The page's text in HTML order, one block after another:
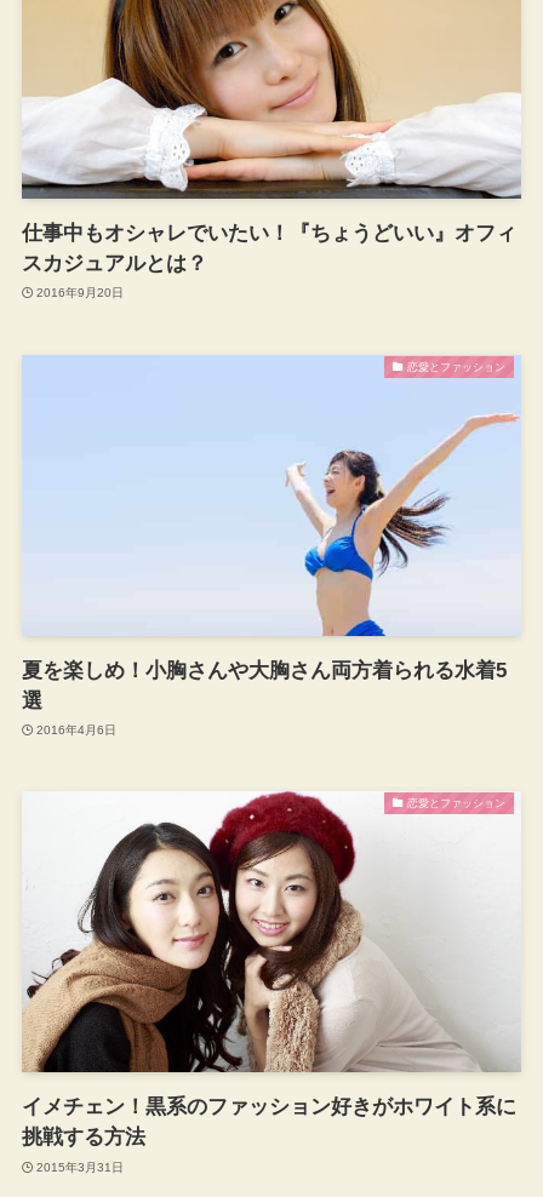
仕事中もオシャレでいたい！『ちょうどいい』オフィ
スカジュアルとは？
2016年9月20日
恋愛とファッション
夏を楽しめ！小胸さんや大胸さん両方着られる水着5
選
2016年4月6日
恋愛とファッション
イメチェン！黒系のファッション好きがホワイト系に
挑戦する方法
2015年3月31日